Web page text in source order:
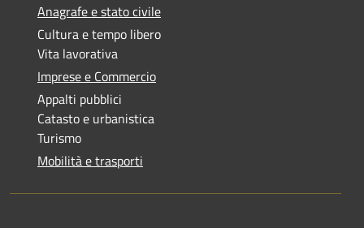
Anagrafe e stato civile
Cultura e tempo libero
Vita lavorativa
Imprese e Commercio
Appalti pubblici
Catasto e urbanistica
Turismo
Mobilità e trasporti